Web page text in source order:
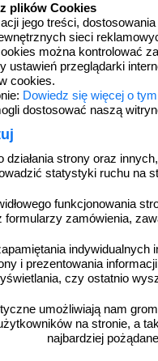
plików Cookies
jego treści,
sieci
można kontrolować
przeglądarki
cookies.
Dowiedz się więcej o
dostosować naszą
strony oraz
statystyki ruchu na
funkcjonowania
formularzy zamówienia,
i prezentowania
czy ostatnio
umożliwiają nam
na stronie, a
najbardziej
Taśma odblaskowa
biało-
pasy
35,00 zł netto
do koszyka